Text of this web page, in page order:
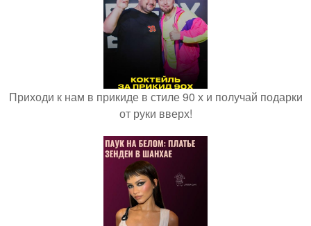
Приходи к нам в прикиде в стиле 90 х и получай подарки
от руки вверх!